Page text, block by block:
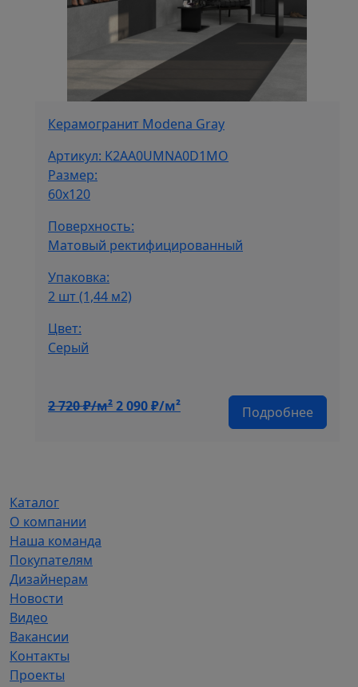
Керамогранит Modena Gray
Артикул: K2AA0UMNA0D1MO
Размер:
60х120
Поверхность:
Матовый ректифицированный
Упаковка:
2 шт (1,44 м2)
Цвет:
Серый
Подробнее
2 720₽/м²Первоначальная
2 090₽/м²Текущая
Каталог
О компании
Наша команда
Покупателям
Дизайнерам
Новости
Видео
Вакансии
Контакты
Проекты